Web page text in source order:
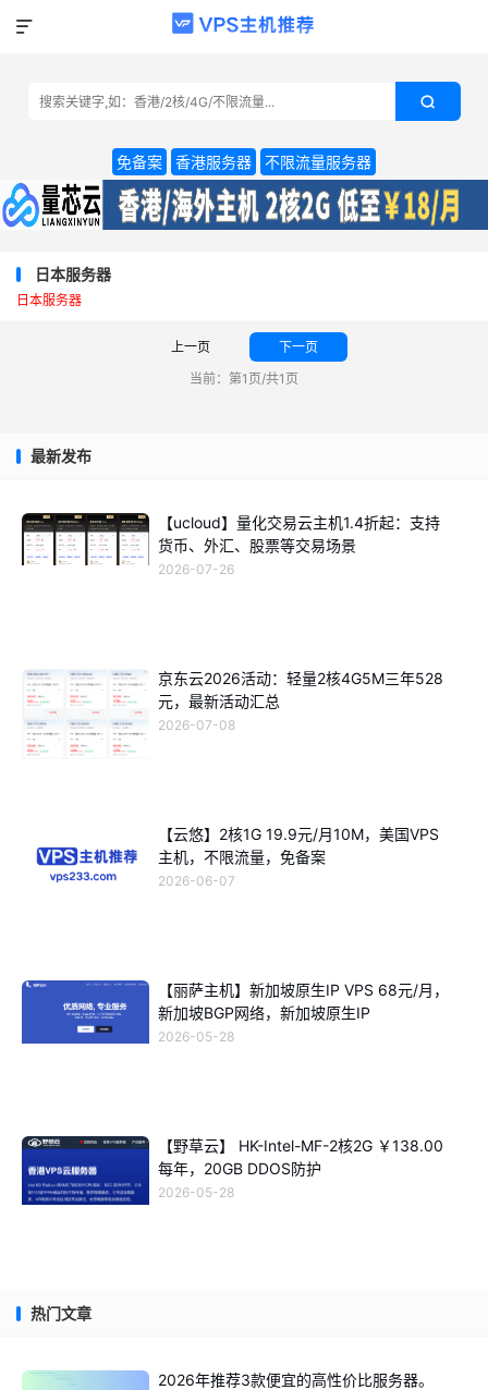


免备案 香港服务器 不限流量服务器
日本服务器
日本服务器
上一页
下一页
当前：第1页/共1页
最新发布
【ucloud】量化交易云主机1.4折起：支持
货币、外汇、股票等交易场景
2026-07-26
京东云2026活动：轻量2核4G5M三年528
元，最新活动汇总
2026-07-08
【云悠】2核1G 19.9元/月10M，美国VPS
主机，不限流量，免备案
2026-06-07
【丽萨主机】新加坡原生IP VPS 68元/月，
新加坡BGP网络，新加坡原生IP
2026-05-28
【野草云】 HK-Intel-MF-2核2G ￥138.00
每年，20GB DDOS防护
2026-05-28
热门文章
2026年推荐3款便宜的高性价比服务器。